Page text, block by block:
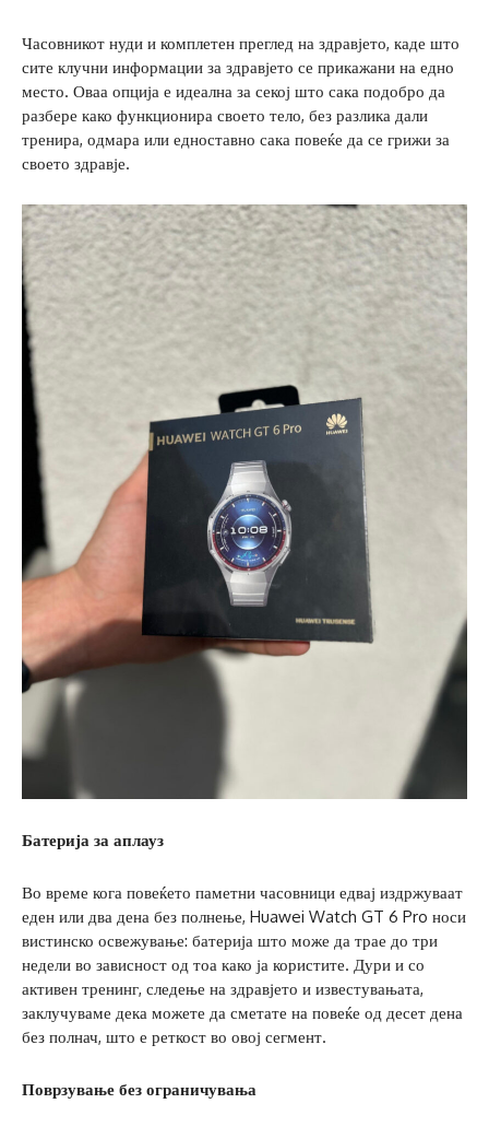
Часовникот нуди и комплетен преглед на здравјето, каде што
сите клучни информации за здравјето се прикажани на едно
место. Оваа опција е идеална за секој што сака подобро да
разбере како функционира своето тело, без разлика дали
тренира, одмара или едноставно сака повеќе да се грижи за
своето здравје.
Батерија за аплауз
Во време кога повеќето паметни часовници едвај издржуваат
еден или два дена без полнење, Huawei Watch GT 6 Pro носи
вистинско освежување: батерија што може да трае до три
недели во зависност од тоа како ја користите. Дури и со
активен тренинг, следење на здравјето и известувањата,
заклучуваме дека можете да сметате на повеќе од десет дена
без полнач, што е реткост во овој сегмент.
Поврзување без ограничувања